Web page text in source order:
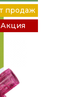
продаж
Акция